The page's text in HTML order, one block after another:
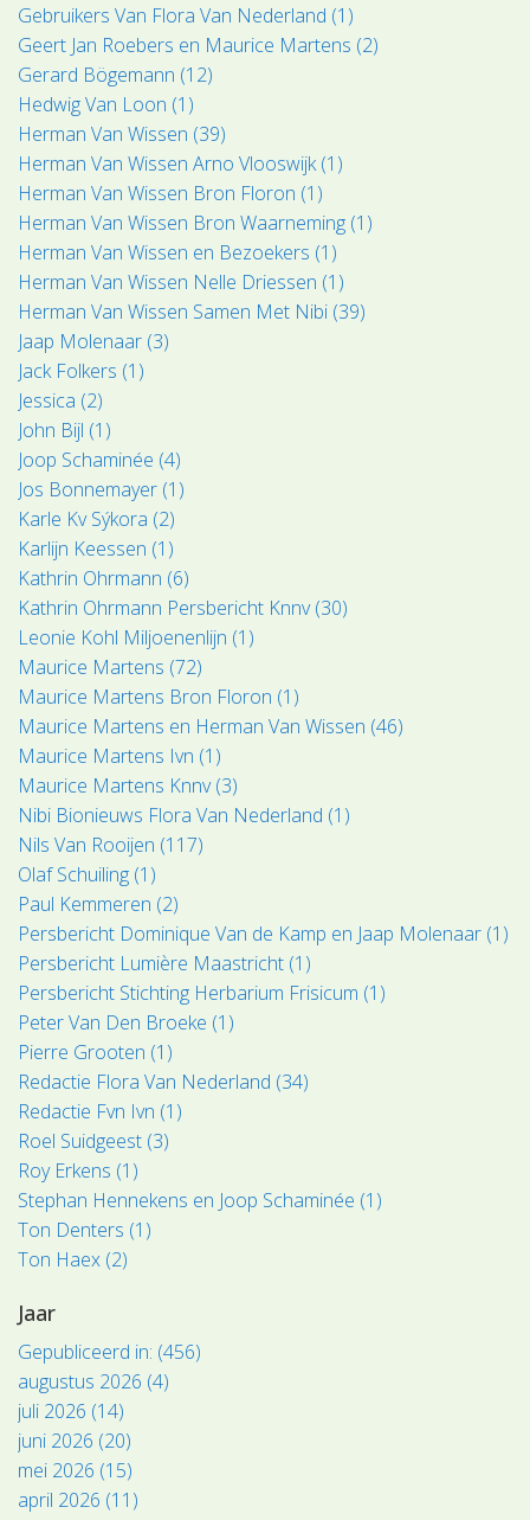
Gebruikers Van Flora Van Nederland (1)
Geert Jan Roebers en Maurice Martens (2)
Gerard Bögemann (12)
Hedwig Van Loon (1)
Herman Van Wissen (39)
Herman Van Wissen Arno Vlooswijk (1)
Herman Van Wissen Bron Floron (1)
Herman Van Wissen Bron Waarneming (1)
Herman Van Wissen en Bezoekers (1)
Herman Van Wissen Nelle Driessen (1)
Herman Van Wissen Samen Met Nibi (39)
Jaap Molenaar (3)
Jack Folkers (1)
Jessica (2)
John Bijl (1)
Joop Schaminée (4)
Jos Bonnemayer (1)
Karle Kv Sýkora (2)
Karlijn Keessen (1)
Kathrin Ohrmann (6)
Kathrin Ohrmann Persbericht Knnv (30)
Leonie Kohl Miljoenenlijn (1)
Maurice Martens (72)
Maurice Martens Bron Floron (1)
Maurice Martens en Herman Van Wissen (46)
Maurice Martens Ivn (1)
Maurice Martens Knnv (3)
Nibi Bionieuws Flora Van Nederland (1)
Nils Van Rooijen (117)
Olaf Schuiling (1)
Paul Kemmeren (2)
Persbericht Dominique Van de Kamp en Jaap Molenaar (1)
Persbericht Lumière Maastricht (1)
Persbericht Stichting Herbarium Frisicum (1)
Peter Van Den Broeke (1)
Pierre Grooten (1)
Redactie Flora Van Nederland (34)
Redactie Fvn Ivn (1)
Roel Suidgeest (3)
Roy Erkens (1)
Stephan Hennekens en Joop Schaminée (1)
Ton Denters (1)
Ton Haex (2)
Jaar
Gepubliceerd in: (456)
augustus 2026 (4)
juli 2026 (14)
juni 2026 (20)
mei 2026 (15)
april 2026 (11)